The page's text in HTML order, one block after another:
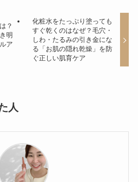
？
明
ア
化粧水をたっぷり塗っても
すぐ乾くのはなぜ？毛穴・
しわ・たるみの引き金にな
る「お肌の隠れ乾燥」を防
ぐ正しい肌育ケア
人